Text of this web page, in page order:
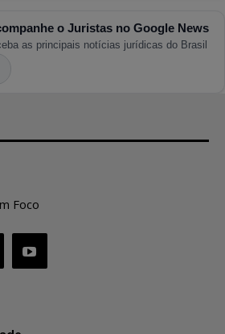
o Juristas no Google News
as principais notícias jurídicas do Brasil
Foco